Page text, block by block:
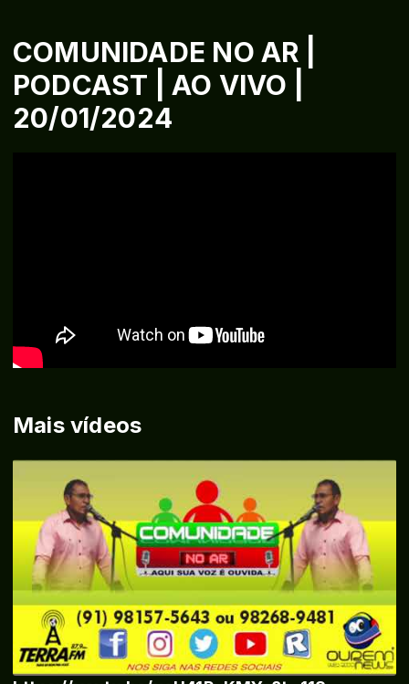
COMUNIDADE NO AR |
PODCAST | AO VIVO |
20/01/2024
Mais vídeos